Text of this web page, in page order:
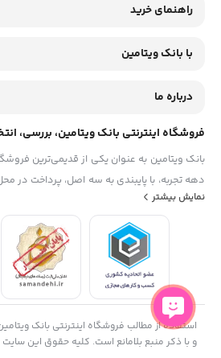
راهنمای خرید
با بانک ویتامین
درباره ما
فروشگاه اینترنتی بانک ویتامین، بررسی،
بانک ویتامین به عنوان یکی از قدیمی‌ترین
تضمین اصل‌بودن کالا موفق شده تا همگام با
بزرگ‌ترین فروشگاه اینترنتی ایران
دیجی‌کالا با دنیایی از کالا رو به رو می‌شوید!
شما خطور می‌کند در اینجا پیدا خواهید کرد.
نمایش بیشتر
استفاده از مطالب فروشگاه اینترنتی بانک
و با ذکر منبع بلامانع است. کلیه حقوق این